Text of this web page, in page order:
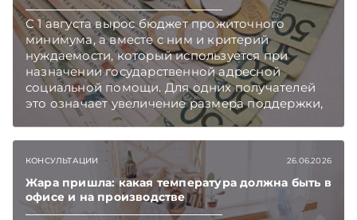
С 1 августа вырос бюджет прожиточного
минимума, а вместе с ним и критерий
нуждаемости, который используется при
назначении государственной адресной
социальной помощи. Для одних получателей
это означает увеличение размера поддержки,
а для других повышение порога дохода
помощью. Подписывайтесь на Telegram‑канал
и Viber. Главное об экономике Беларуси —
раньше, чем в новостях TelegramViber
КОНСУЛЬТАЦИИ 26.06.2026
Жара пришла: какая температура должна быть в
офисе и на производстве